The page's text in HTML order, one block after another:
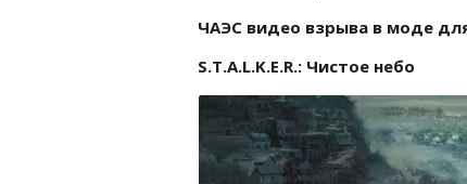
ЧАЭС видео взрыва в моде для
S.T.A.L.K.E.R.: Чистое небо